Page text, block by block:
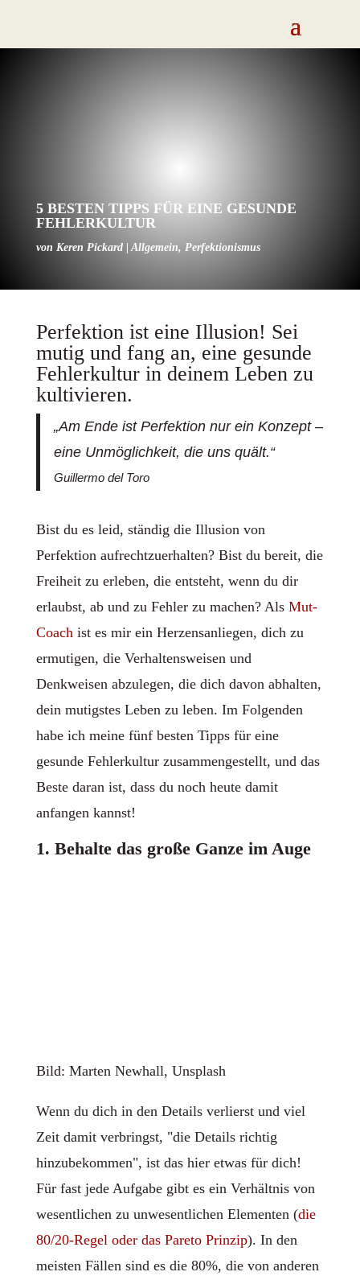
5 BESTEN TIPPS FÜR EINE GESUNDE
FEHLERKULTUR
von Keren Pickard|Allgemein, Perfektionismus
Perfektion ist eine Illusion! Sei
mutig und fang an, eine gesunde
Fehlerkultur in deinem Leben zu
kultivieren.
„Am Ende ist Perfektion nur ein Konzept –
eine Unmöglichkeit, die uns quält.“
Guillermo del Toro
Bist du es leid, ständig die Illusion von
Perfektion aufrechtzuerhalten? Bist du bereit, die
Freiheit zu erleben, die entsteht, wenn du dir
erlaubst, ab und zu Fehler zu machen? Als Mut-
Coach ist es mir ein Herzensanliegen, dich zu
ermutigen, die Verhaltensweisen und
Denkweisen abzulegen, die dich davon abhalten,
dein mutigstes Leben zu leben. Im Folgenden
habe ich meine fünf besten Tipps für eine
gesunde Fehlerkultur zusammengestellt, und das
Beste daran ist, dass du noch heute damit
anfangen kannst!
1. Behalte das große Ganze im Auge
Bild: Marten Newhall, Unsplash
Wenn du dich in den Details verlierst und viel
Zeit damit verbringst, "die Details richtig
hinzubekommen", ist das hier etwas für dich!
Für fast jede Aufgabe gibt es ein Verhältnis von
wesentlichen zu unwesentlichen Elementen (die
80/20-Regel oder das Pareto Prinzip). In den
meisten Fällen sind es die 80%, die von anderen